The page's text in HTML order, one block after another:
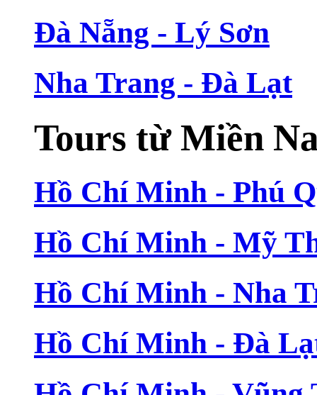
Đà Nẵng - Lý Sơn
Nha Trang - Đà Lạt
Tours từ Miền
Hồ Chí Minh - Phú
Hồ Chí Minh - Mỹ
Hồ Chí Minh - Nha
Hồ Chí Minh - Đà